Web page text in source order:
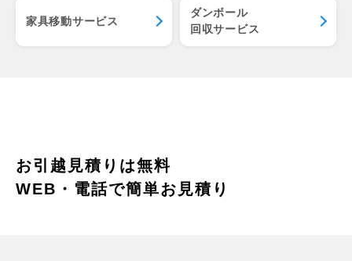
家具移動サービス
ダンボール
回収サービス
お引越見積りは無料
WEB・電話で簡単お見積り